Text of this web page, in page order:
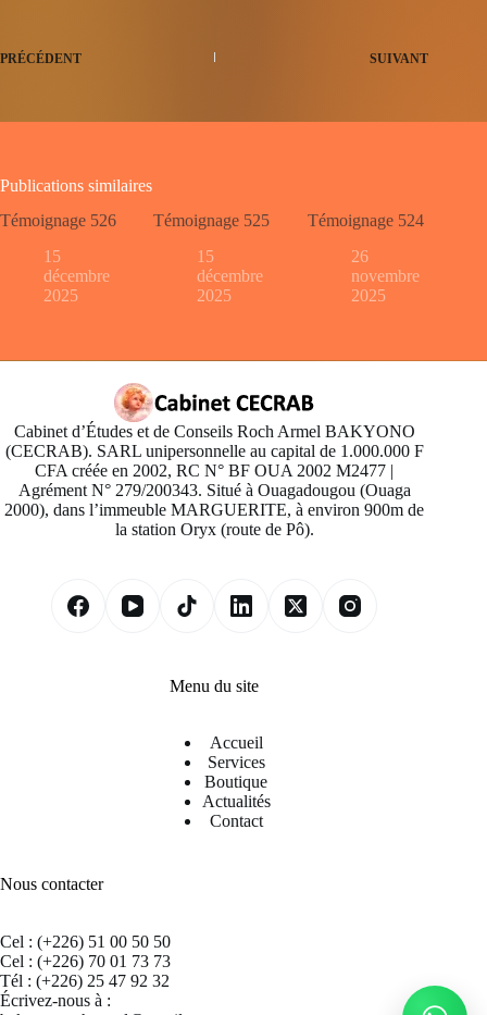
PRÉCÉDENT SUIVANT
Publications similaires
Témoignage 526
15
décembre
2025
Témoignage 525
15
décembre
2025
Témoignage 524
26
novembre
2025
Cabinet d’Études et de Conseils Roch Armel BAKYONO
(CECRAB). SARL unipersonnelle au capital de 1.000.000 F
CFA créée en 2002, RC N° BF OUA 2002 M2477 |
Agrément N° 279/200343. Situé à Ouagadougou (Ouaga
2000), dans l’immeuble MARGUERITE, à environ 900m de
la station Oryx (route de Pô).
Menu du site
Accueil
Services
Boutique
Actualités
Contact
Nous contacter
Cel : (+226) 51 00 50 50
Cel : (+226) 70 01 73 73
Tél : (+226) 25 47 92 32
Écrivez-nous à :